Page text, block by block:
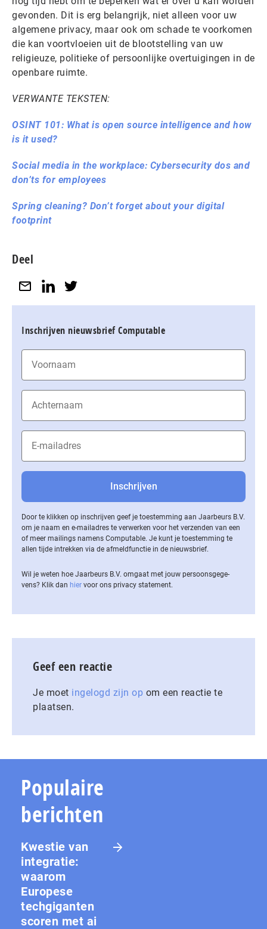
gevonden. Dit is erg belangrijk, niet alleen voor uw
algemene privacy, maar ook om schade te voorkomen
die kan voortvloeien uit de blootstelling van uw
religieuze, politieke of persoonlijke overtuigingen in de
openbare ruimte.
VERWANTE TEKSTEN:
OSINT 101: What is open source intelligence and how
is it used?
Social media in the workplace: Cybersecurity dos and
don’ts for employees
Spring cleaning? Don’t forget about your digital
footprint
Deel
Inschrijven nieuwsbrief Computable
Door te klikken op inschrijven geef je toestemming aan Jaarbeurs B.V.
om je naam en e-mailadres te verwerken voor het verzenden van een
of meer mailings namens Computable. Je kunt je toestemming te
allen tijde intrekken via de af­meld­func­tie in de nieuwsbrief.
Wil je weten hoe Jaarbeurs B.V. omgaat met jouw per­soons­ge­ge­
vens? Klik dan hier voor ons privacy statement.
Geef een reactie
Je moet ingelogd zijn op om een reactie te
plaatsen.
Populaire
berichten
Kwestie van
integratie:
waarom
Europese
techgiganten
scoren met ai